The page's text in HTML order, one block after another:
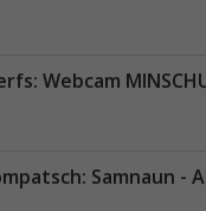
Webcam
Samnaun -